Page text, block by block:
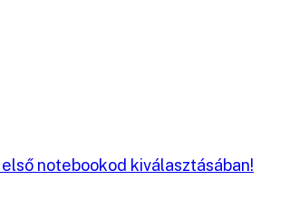
notebookod kiválasztásában!